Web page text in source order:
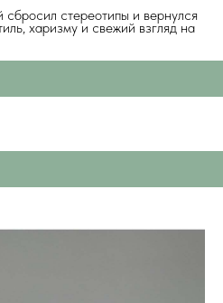
сбросил стереотипы и вернулся
харизму и свежий взгляд на